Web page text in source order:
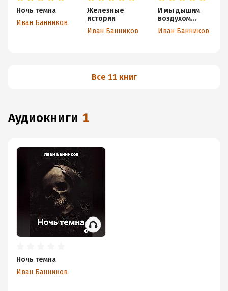
Ночь темна
Иван Банников
Железные
истории
Иван Банников
И мы дышим
воздухом
свободы
Иван Банников
Все 11 книг
аудиокниги 1
Ночь темна
Иван Банников